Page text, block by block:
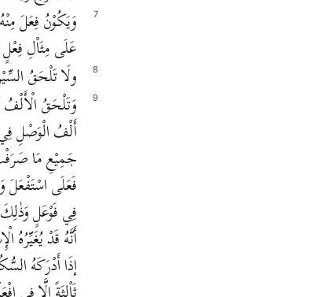
وَيَكُوْنُ فِعَلَ
عَلَى مِثَاْلِ
7
ولَا تَلْحَقُ 8
وَتَلْحَقُ الْأَلْفُ
أَلْفُ الْوَصْلِ
جَمِيْعِ مَا صَرَفْت
فَعَلَى اسْتَفْعَلَ
فِي فَوْعَلٍ
أَنَّهُ قَدْ
إذَا أَدْرَكَهُ
9